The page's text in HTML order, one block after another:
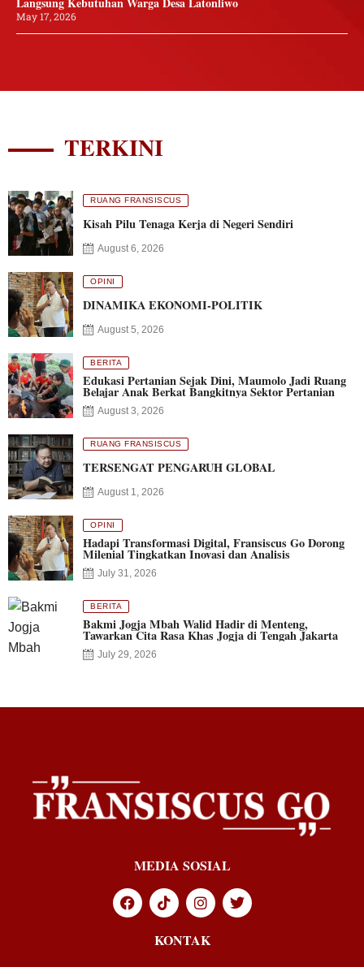
May 17, 2026
TERKINI
RUANG FRANSISCUS
Kisah Pilu Tenaga Kerja di Negeri Sendiri
August 6, 2026
OPINI
DINAMIKA EKONOMI-POLITIK
August 5, 2026
BERITA
Edukasi Pertanian Sejak Dini, Maumolo Jadi Ruang
Belajar Anak Berkat Bangkitnya Sektor Pertanian
August 3, 2026
RUANG FRANSISCUS
TERSENGAT PENGARUH GLOBAL
August 1, 2026
OPINI
Hadapi Transformasi Digital, Fransiscus Go Dorong
Milenial Tingkatkan Inovasi dan Analisis
July 31, 2026
BERITA
Bakmi Jogja Mbah Walid Hadir di Menteng,
Tawarkan Cita Rasa Khas Jogja di Tengah Jakarta
July 29, 2026
MEDIA SOSIAL
KONTAK